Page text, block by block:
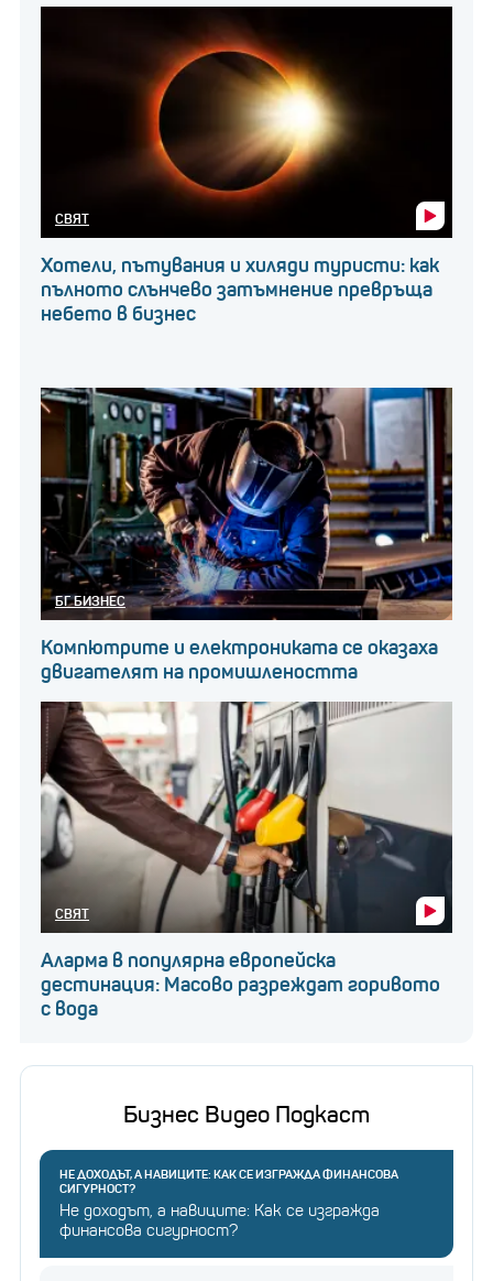
СВЯТ
Хотели, пътувания и хиляди туристи: как
пълното слънчево затъмнение превръща
небето в бизнес
БГ БИЗНЕС
Компютрите и електрониката се оказаха
двигателят на промишлеността
СВЯТ
Аларма в популярна европейска
дестинация: Масово разреждат горивото
с вода
Бизнес Видео Подкаст
НЕ ДОХОДЪТ, А НАВИЦИТЕ: КАК СЕ ИЗГРАЖДА ФИНАНСОВА
СИГУРНОСТ?
Не доходът, а навиците: Как се изгражда
финансова сигурност?